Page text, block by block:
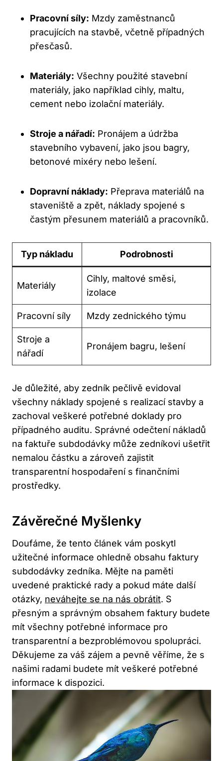
Pracovní síly: Mzdy zaměstnanců
pracujících na stavbě, včetně případných
přesčasů.
Materiály: Všechny použité stavební
materiály, jako například cihly, maltu,
cement nebo izolační materiály.
Stroje a nářadí: Pronájem a údržba
stavebního vybavení, jako jsou bagry,
betonové mixéry nebo lešení.
Dopravní náklady: Přeprava materiálů na
staveniště a zpět, náklady spojené s
častým přesunem materiálů a pracovníků.
Typ nákladu Podrobnosti
Materiály
Cihly, maltové směsi,
izolace
Pracovní síly Mzdy zednického týmu
Stroje a
nářadí
Pronájem bagru, lešení
Je důležité, aby zedník pečlivě evidoval
všechny náklady spojené s realizací stavby a
zachoval veškeré potřebné doklady pro
případného auditu. Správné odečtení nákladů
na faktuře subdodávky může zedníkovi ušetřit
nemalou částku a zároveň zajistit
transparentní hospodaření s finančními
prostředky.
Závěrečné Myšlenky
Doufáme, že tento článek vám poskytl
užitečné informace ohledně obsahu faktury
subdodávky zedníka. Mějte na paměti
uvedené praktické rady a pokud máte další
otázky, neváhejte se na nás obrátit. S
přesným a správným obsahem faktury budete
mít všechny potřebné informace pro
transparentní a bezproblémovou spolupráci.
Děkujeme za váš zájem a pevně věříme, že s
našimi radami budete mít veškeré potřebné
informace k dispozici.